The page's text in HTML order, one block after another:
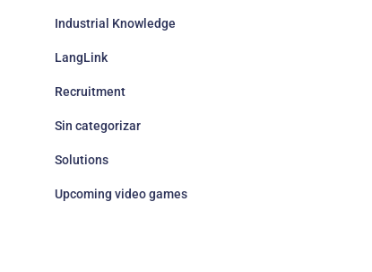
Industrial Knowledge
LangLink
Recruitment
Sin categorizar
Solutions
Upcoming video games